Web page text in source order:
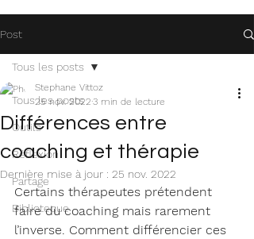
Post
Tous les posts
Outils
Réflexion
Partage
Biblioteque
Tous les posts
Différences entre
coaching et thérapie
Stephane Vittoz
25 nov. 2022 3 min de lecture
Dernière mise à jour : 25 nov. 2022
Certains thérapeutes prétendent
faire du coaching mais rarement
l’inverse. Comment différencier ces